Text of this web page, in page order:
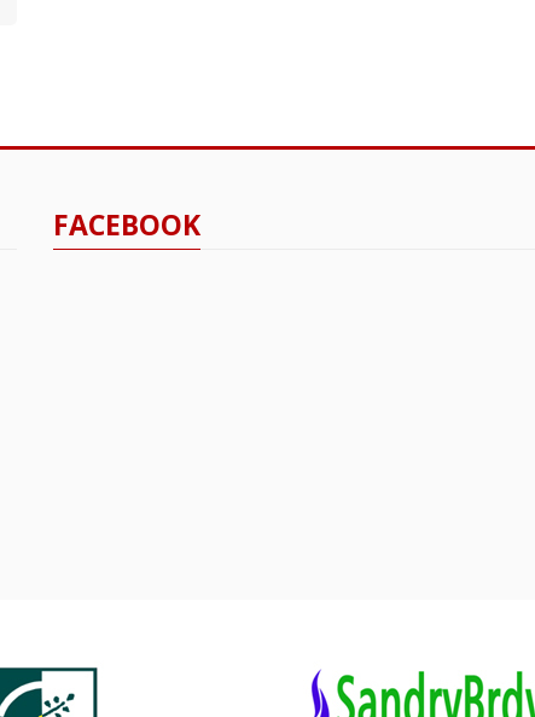
FACEBOOK